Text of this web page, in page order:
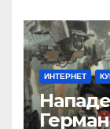
ИНТЕРНЕТ